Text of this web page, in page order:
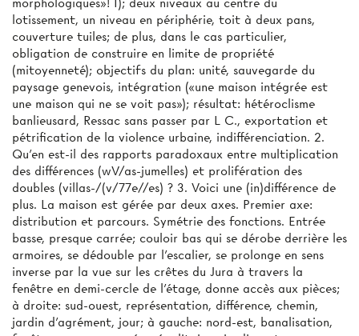
morphologiques»! I); deux niveaux au centre du
lotissement, un niveau en périphérie, toit à deux pans,
couverture tuiles; de plus, dans le cas particulier,
obligation de construire en limite de propriété
(mitoyenneté); objectifs du plan: unité, sauvegarde du
paysage genevois, intégration («une maison intégrée est
une maison qui ne se voit pas»); résultat: hétéroclisme
banlieusard, Ressac sans passer par L C., exportation et
pétrification de la violence urbaine, indifférenciation. 2.
Qu’en est-il des rapports paradoxaux entre multiplication
des différences (wV/as-jumelles) et prolifération des
doubles (villas-/(v/77e//es) ? 3. Voici une (in)différence de
plus. La maison est gérée par deux axes. Premier axe:
distribution et parcours. Symétrie des fonctions. Entrée
basse, presque carrée; couloir bas qui se dérobe derrière les
armoires, se dédouble par l'escalier, se prolonge en sens
inverse par la vue sur les crêtes du Jura à travers la
fenêtre en demi-cercle de l'étage, donne accès aux pièces;
à droite: sud-ouest, représentation, différence, chemin,
jardin d’agrément, jour; à gauche: nord-est, banalisation,